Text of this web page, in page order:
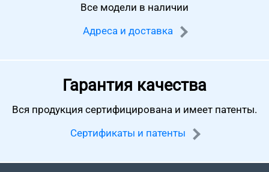
Все модели в наличии
Адреса и доставка
Гарантия качества
Вся продукция сертифицирована и имеет патенты.
Сертификаты и патенты